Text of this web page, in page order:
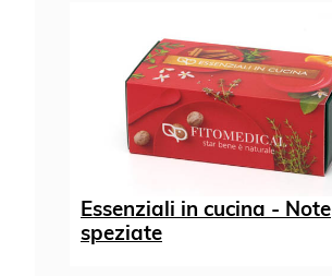
Essenziali in cucina - Note
speziate